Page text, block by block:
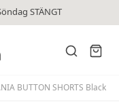
STÄNGT
BUTTON SHORTS Black